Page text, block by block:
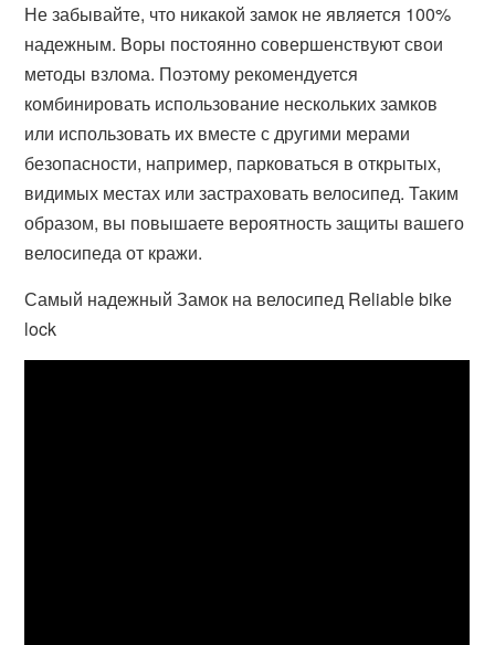
Не забывайте, что никакой замок не является 100%
надежным. Воры постоянно совершенствуют свои
методы взлома. Поэтому рекомендуется
комбинировать использование нескольких замков
или использовать их вместе с другими мерами
безопасности, например, парковаться в открытых,
видимых местах или застраховать велосипед. Таким
образом, вы повышаете вероятность защиты вашего
велосипеда от кражи.
Самый надежный Замок на велосипед Reliable bike
lock